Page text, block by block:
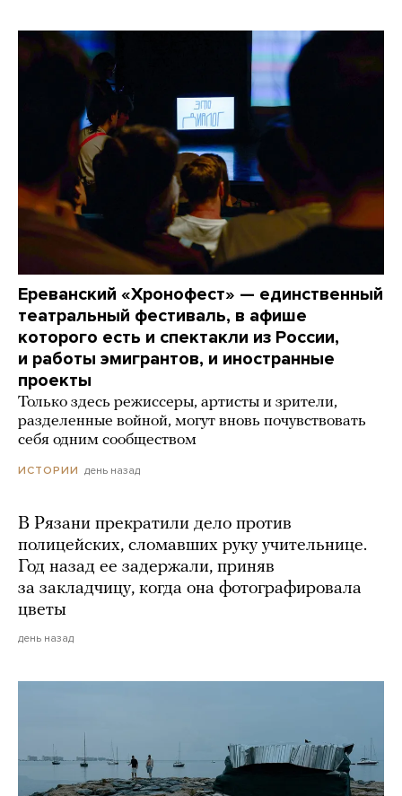
Ереванский «Хронофест» — единственный
театральный фестиваль, в афише
которого есть и спектакли из России,
и работы эмигрантов, и иностранные
проекты
Только здесь режиссеры, артисты и зрители,
разделенные войной, могут вновь почувствовать
себя одним сообществом
ИСТОРИИ день назад
В Рязани прекратили дело против
полицейских, сломавших руку учительнице.
Год назад ее задержали, приняв
за закладчицу, когда она фотографировала
цветы
день назад